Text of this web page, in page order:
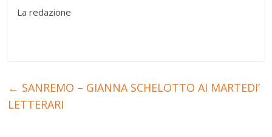
La redazione
← SANREMO – GIANNA SCHELOTTO AI MARTEDI’
LETTERARI